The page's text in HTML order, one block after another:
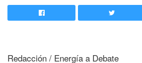
Redacción / Energía a Debate